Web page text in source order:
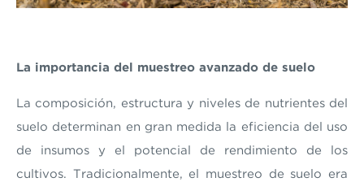
La importancia del muestreo avanzado de suelo
La composición, estructura y niveles de nutrientes del
suelo determinan en gran medida la eficiencia del uso
de insumos y el potencial de rendimiento de los
cultivos. Tradicionalmente, el muestreo de suelo era